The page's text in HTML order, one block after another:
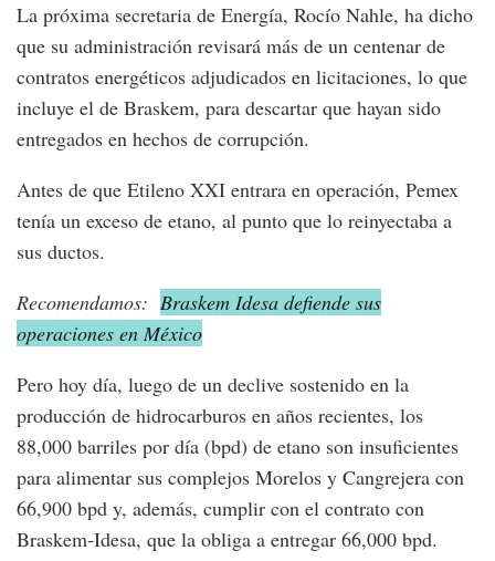
La próxima secretaria de Energía, Rocío Nahle, ha dicho
que su administración revisará más de un centenar de
contratos energéticos adjudicados en licitaciones, lo que
incluye el de Braskem, para descartar que hayan sido
entregados en hechos de corrupción.
Antes de que Etileno XXI entrara en operación, Pemex
tenía un exceso de etano, al punto que lo reinyectaba a
sus ductos.
Recomendamos: Braskem Idesa defiende sus
operaciones en México
Pero hoy día, luego de un declive sostenido en la
producción de hidrocarburos en años recientes, los
88,000 barriles por día (bpd) de etano son insuficientes
para alimentar sus complejos Morelos y Cangrejera con
66,900 bpd y, además, cumplir con el contrato con
Braskem-Idesa, que la obliga a entregar 66,000 bpd.